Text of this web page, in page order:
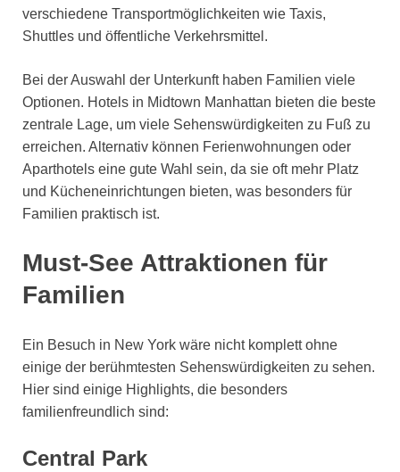
verschiedene Transportmöglichkeiten wie Taxis,
Shuttles und öffentliche Verkehrsmittel.
Bei der Auswahl der Unterkunft haben Familien viele
Optionen. Hotels in Midtown Manhattan bieten die beste
zentrale Lage, um viele Sehenswürdigkeiten zu Fuß zu
erreichen. Alternativ können Ferienwohnungen oder
Aparthotels eine gute Wahl sein, da sie oft mehr Platz
und Kücheneinrichtungen bieten, was besonders für
Familien praktisch ist.
Must-See Attraktionen für
Familien
Ein Besuch in New York wäre nicht komplett ohne
einige der berühmtesten Sehenswürdigkeiten zu sehen.
Hier sind einige Highlights, die besonders
familienfreundlich sind:
Central Park